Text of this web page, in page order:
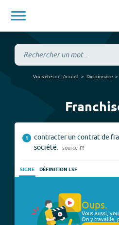
Vous êtes ici : Accueil Dictionnaire
1
contracter un contrat de
société.
source
SIGNE DÉFINITION LSF
Oups.
Vous aussi,
On y travaille,